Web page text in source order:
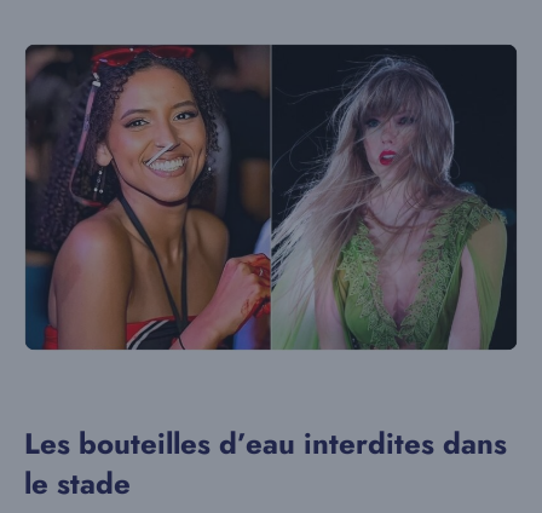
Les bouteilles d’eau interdites dans
le stade